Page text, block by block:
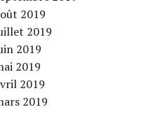
2019
2019
2019
2019
2019
2019